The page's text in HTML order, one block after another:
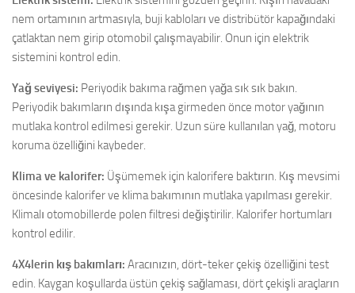
nem ortamının artmasıyla, buji kabloları ve distribütör kapağındaki
çatlaktan nem girip otomobil çalışmayabilir. Onun için elektrik
sistemini kontrol edin.
Yağ seviyesi: Periyodik bakıma rağmen yağa sık sık bakın.
Periyodik bakımların dışında kışa girmeden önce motor yağının
mutlaka kontrol edilmesi gerekir. Uzun süre kullanılan yağ, motoru
koruma özelliğini kaybeder.
Klima ve kalorifer: Üşümemek için kalorifere baktırın. Kış mevsimi
öncesinde kalorifer ve klima bakımının mutlaka yapılması gerekir.
Klimalı otomobillerde polen filtresi değiştirilir. Kalorifer hortumları
kontrol edilir.
4X4lerin kış bakımları: Aracınızın, dört-teker çekiş özelliğini test
edin. Kaygan koşullarda üstün çekiş sağlaması, dört çekişli araçların